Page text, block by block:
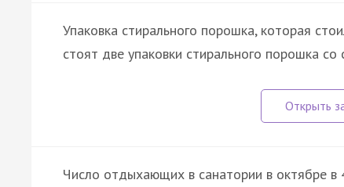
Упаковка стирального порошка, которая
стоят две упаковки стирального порошка со
Число отдыхающих в санатории в октябре в